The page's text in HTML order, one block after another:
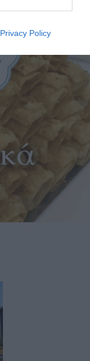
Privacy Policy